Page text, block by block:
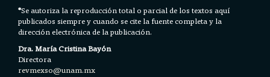
*Se autoriza la reproducción total o parcial de los textos aquí
publicados siempre y cuando se cite la fuente completa y la
dirección electrónica de la publicación.
Dra. María Cristina Bayón
Directora
revmexso@unam.mx